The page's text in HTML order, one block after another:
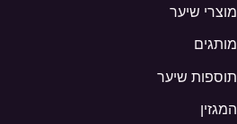
מוצרי שיער
מותגים
תוספות שיער
המגזין